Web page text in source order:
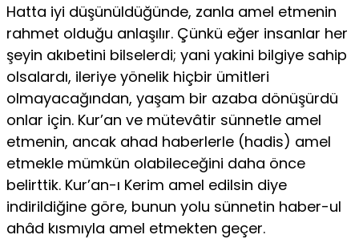
Hatta iyi düşünüldüğünde, zanla amel etmenin
rahmet olduğu anlaşılır. Çünkü eğer insanlar her
şeyin akıbetini bilselerdi; yani yakini bilgiye sahip
olsalardı, ileriye yönelik hiçbir ümitleri
olmayacağından, yaşam bir azaba dönüşürdü
onlar için. Kur’an ve mütevâtir sünnetle amel
etmenin, ancak ahad haberlerle (hadis) amel
etmekle mümkün olabileceğini daha önce
belirttik. Kur’an-ı Kerim amel edilsin diye
indirildiğine göre, bunun yolu sünnetin haber-ul
ahâd kısmıyla amel etmekten geçer.